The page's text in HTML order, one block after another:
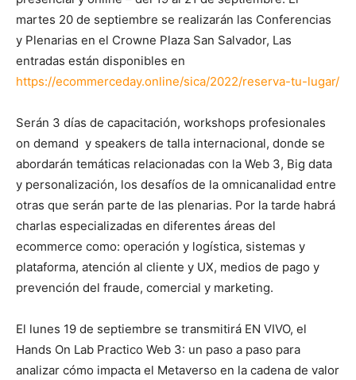
martes 20 de septiembre se realizarán las Conferencias
y Plenarias en el Crowne Plaza San Salvador, Las
entradas están disponibles en
https://ecommerceday.online/sica/2022/reserva-tu-lugar/
Serán 3 días de capacitación, workshops profesionales
on demand y speakers de talla internacional, donde se
abordarán temáticas relacionadas con la Web 3, Big data
y personalización, los desafíos de la omnicanalidad entre
otras que serán parte de las plenarias. Por la tarde habrá
charlas especializadas en diferentes áreas del
ecommerce como: operación y logística, sistemas y
plataforma, atención al cliente y UX, medios de pago y
prevención del fraude, comercial y marketing.
El lunes 19 de septiembre se transmitirá EN VIVO, el
Hands On Lab Practico Web 3: un paso a paso para
analizar cómo impacta el Metaverso en la cadena de valor